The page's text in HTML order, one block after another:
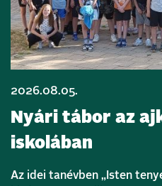
2026.08.05.
Nyári tábor az
iskolában
Az idei tanévben „Isten